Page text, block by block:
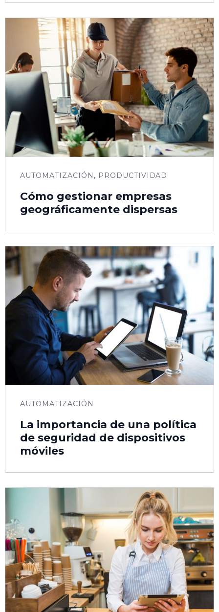
AUTOMATIZACIÓN , PRODUCTIVIDAD
Cómo gestionar empresas
geográficamente dispersas
AUTOMATIZACIÓN
La importancia de una política
de seguridad de dispositivos
móviles